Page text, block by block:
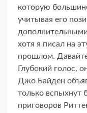
которую
учитывая его
хотя я писал на
прошлом.
Глубокий голос,
Джо Байден
только вспыхнут
приговоров